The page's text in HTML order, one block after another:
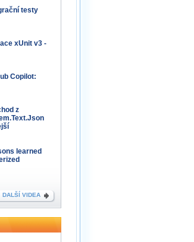
testy
xUnit v3 -
Copilot:
z
learned
DALŠÍ VIDEA